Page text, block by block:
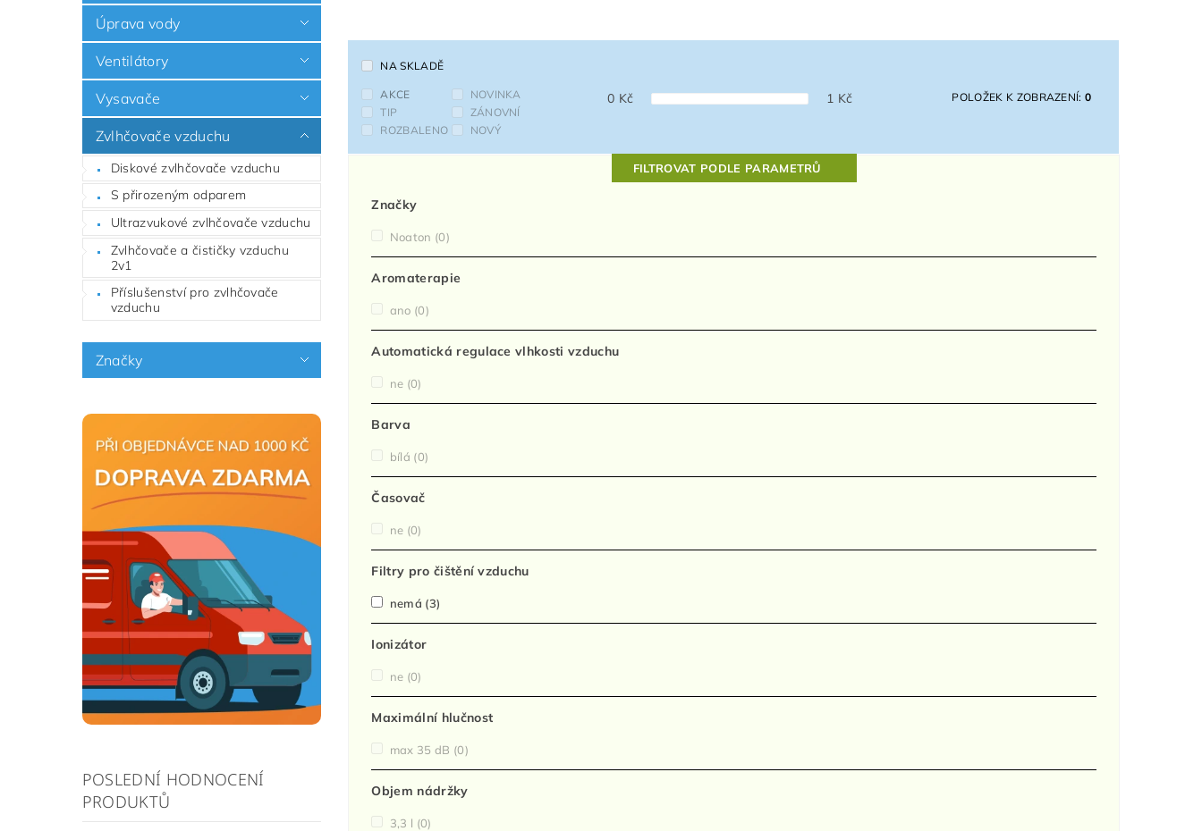
Úprava vody
Ventilátory
Vysavače
Zvlhčovače vzduchu
Diskové zvlhčovače vzduchu
S přirozeným odparem
Ultrazvukové zvlhčovače vzduchu
Zvlhčovače a čističky vzduchu
2v1
Příslušenství pro zvlhčovače
vzduchu
Značky
POSLEDNÍ HODNOCENÍ
PRODUKTŮ
NA SKLADĚ
AKCE
NOVINKA
TIP
ZÁNOVNÍ
ROZBALENO
NOVÝ
0 Kč 1 Kč POLOŽEK K ZOBRAZENÍ:0
FILTROVAT PODLE PARAMETRŮ
Značky
Noaton (0)
Aromaterapie
ano (0)
Automatická regulace vlhkosti vzduchu
ne (0)
Barva
bílá (0)
Časovač
ne (0)
Filtry pro čištění vzduchu
nemá (3)
Ionizátor
ne (0)
Maximální hlučnost
max 35 dB (0)
Objem nádržky
3,3 l (0)